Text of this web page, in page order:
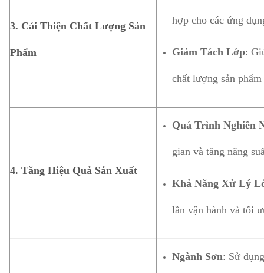
3. Cải Thiện Chất Lượng Sản
Phẩm
hợp cho các ứng
Giảm Tách Lớp:
chất lượng sản
4. Tăng Hiệu Quả Sản Xuất
Quá Trình Nghiền
gian và tăng năng
Khả Năng Xử Lý
lần vận hành và tối
Ngành Sơn: Sử